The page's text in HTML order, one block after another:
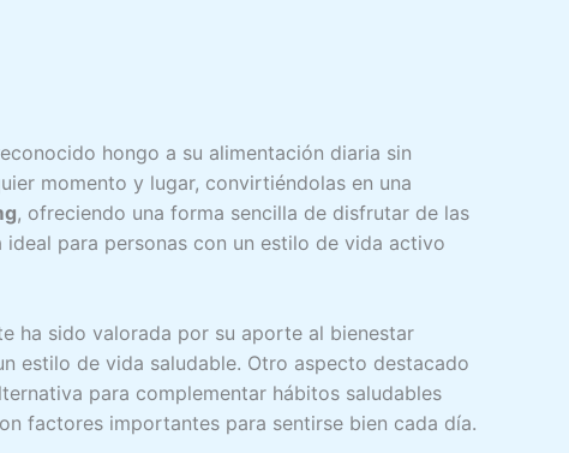
hongo a su alimentación diaria sin
momento y lugar, convirtiéndolas en una
, ofreciendo una forma sencilla de disfrutar de las
para personas con un estilo de vida activo
ha sido valorada por su aporte al bienestar
estilo de vida saludable. Otro aspecto destacado
para complementar hábitos saludables
factores importantes para sentirse bien cada día.